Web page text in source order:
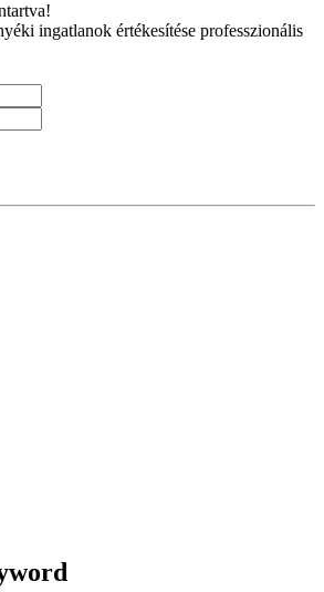
ingatlanok értékesítése professzionális